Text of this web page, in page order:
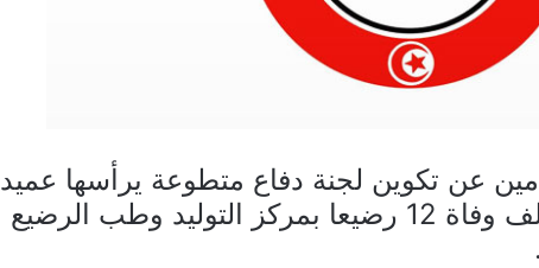
عن تكوين لجنة دفاع متطوعة يرأسها عميد
المحامين، وذلك لدراسة ملف وفاة 12 رضيعا بمركز التوليد وطب الرضيع